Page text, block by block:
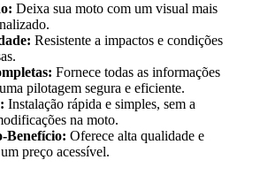
Deixa sua moto com um visual mais
Resistente a impactos e condições
Fornece todas as informações
pilotagem segura e eficiente.
Instalação rápida e simples, sem a
na moto.
Benefício: Oferece alta qualidade e
preço acessível.